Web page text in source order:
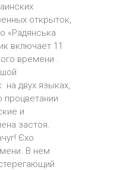
открыток,
«Радянська
включает 11
времени .
на двух языках,
и
застоя.
Єхо
В нем